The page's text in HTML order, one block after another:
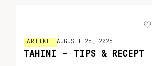
ARTIKEL AUGUSTI 25, 2025
TAHINI – TIPS & RECEPT